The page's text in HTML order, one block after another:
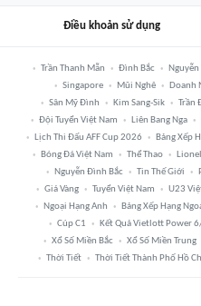
Điều khoản sử dụng
Trần Thanh Mẫn Đình Bắc Nguyễn
Singapore
Mũi Nghê Doanh
Sân Mỹ Đình
Kim Sang-Sik Trần
Đội Tuyển Việt Nam
Liên Bang Nga
Lịch Thi Đấu AFF Cup 2026
Bảng Xếp
Bóng Đá Việt Nam
Thể Thao
Nguyễn Đình Bắc
Tin Thế Giới
Giá Vàng
Tuyển Việt Nam U23
Ngoại Hạng Anh
Bảng Xếp Hạng
Cúp C1
Kết Quả Vietlott Power
Xổ Số Miền Bắc
Xổ Số Miền Trung
Thời Tiết
Thời Tiết Thành Phố Hồ